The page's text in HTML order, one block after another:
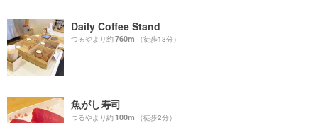
Daily Coffee Stand
つるやより約760m （徒歩13分）
魚がし寿司
つるやより約100m （徒歩2分）